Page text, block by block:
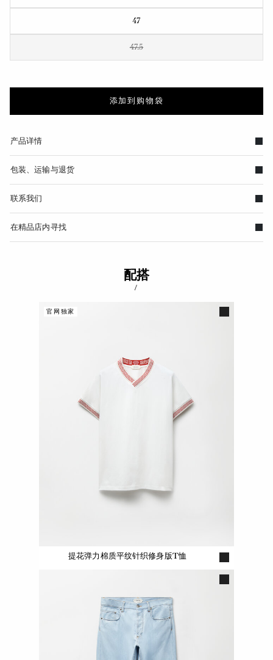
47
47.5
添加到购物袋
产品详情
包装、运输与退货
联系我们
在精品店内寻找
配搭
/
提花弹力棉质平纹针织修身版T恤
官网独家